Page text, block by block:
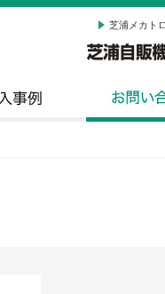
芝浦メカト